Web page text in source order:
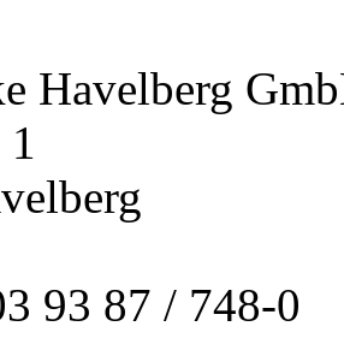
Havelberg
93 87 / 748-0